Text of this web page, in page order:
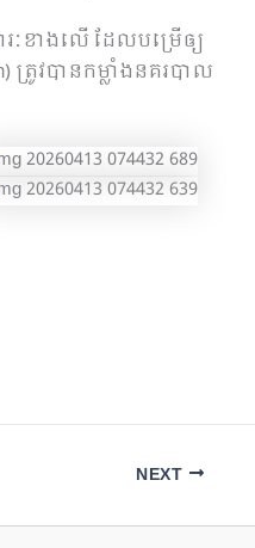
រៈខាងលើ ដែលបម្រើឲ្យ
ត្រូវបានកម្លាំងនគរបាល
NEXT